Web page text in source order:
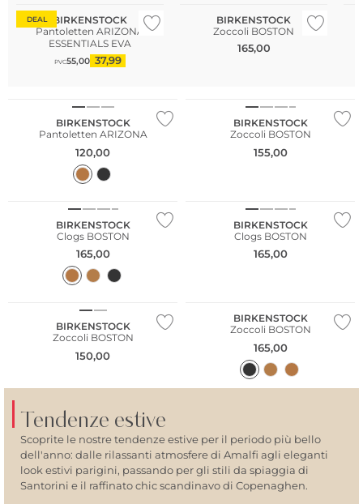
DEAL
BIRKENSTOCK
Pantoletten ARIZONA
ESSENTIALS EVA
PVC55,00 37,99
BIRKENSTOCK
Zoccoli BOSTON
165,00
BIRKENSTOCK
Pantoletten ARIZONA
120,00
BIRKENSTOCK
Zoccoli BOSTON
155,00
BIRKENSTOCK
Clogs BOSTON
165,00
BIRKENSTOCK
Clogs BOSTON
165,00
BIRKENSTOCK
Zoccoli BOSTON
150,00
BIRKENSTOCK
Zoccoli BOSTON
165,00
Tendenze estive
Scoprite le nostre tendenze estive per il periodo più bello
dell'anno: dalle rilassanti atmosfere di Amalfi agli eleganti
look estivi parigini, passando per gli stili da spiaggia di
Santorini e il raffinato chic scandinavo di Copenaghen.